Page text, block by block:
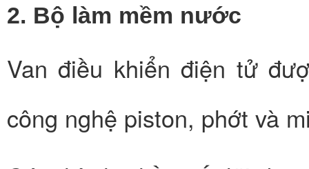
2. Bộ làm mềm nước
Van điều khiển điện tử
công nghệ piston, phớt và